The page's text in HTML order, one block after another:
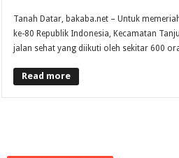
Tanah Datar, bakaba.net – Untuk
ke-80 Republik Indonesia, Kecamatan
jalan sehat yang diikuti oleh sekitar 600
Read more